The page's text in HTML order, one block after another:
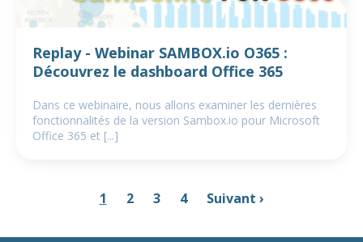
Replay - Webinar SAMBOX.io O365 :
Découvrez le dashboard Office 365
Dans ce webinaire, nous allons examiner les dernières
fonctionnalités de la version Sambox.io pour Microsoft
Office 365 et [...]
1 2 3 4 Suivant ›